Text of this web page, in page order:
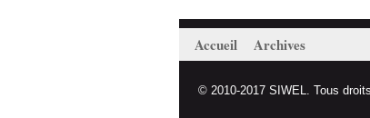
Accueil Archives
© 2010-2017 SIWEL. Tous